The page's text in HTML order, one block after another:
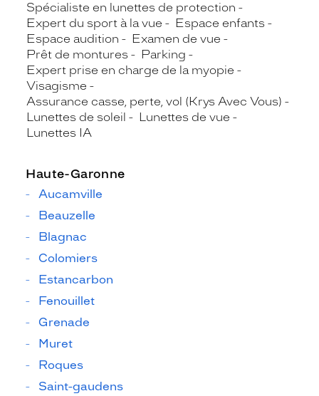
Spécialiste en lunettes de protection
Expert du sport à la vue
Espace enfants
Espace audition
Examen de vue
Prêt de montures
Parking
Expert prise en charge de la myopie
Visagisme
Assurance casse, perte, vol (Krys Avec Vous)
Lunettes de soleil
Lunettes de vue
Lunettes IA
Haute-Garonne
Aucamville
Beauzelle
Blagnac
Colomiers
Estancarbon
Fenouillet
Grenade
Muret
Roques
Saint-gaudens